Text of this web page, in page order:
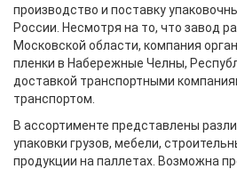
производство и поставку
России. Несмотря на то, что завод
Московской области, компания
пленки в Набережные Челны,
доставкой транспортными
транспортом.
В ассортименте представлены
упаковки грузов, мебели,
продукции на паллетах. Возможна